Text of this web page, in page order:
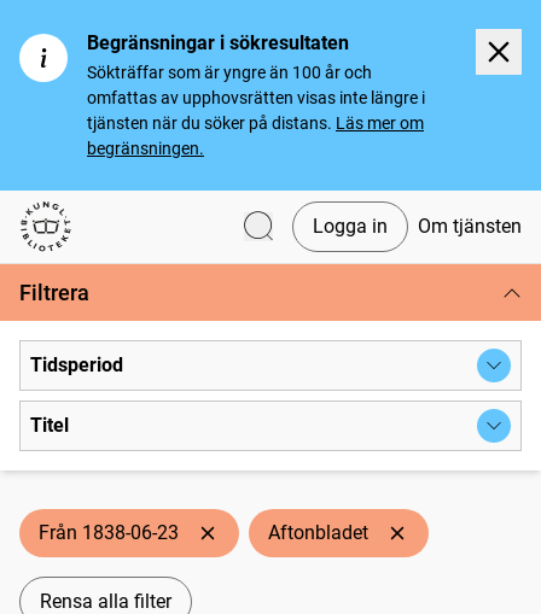
Begränsningar i sökresultaten
Sökträffar som är yngre än 100 år och
omfattas av upphovsrätten visas inte längre i
tjänsten när du söker på distans. Läs mer om
begränsningen.
Svenska tidningar
Logga in Om tjänsten
Filtrera
Tidsperiod
Titel
Från 1838-06-23 Aftonbladet
Rensa alla filter